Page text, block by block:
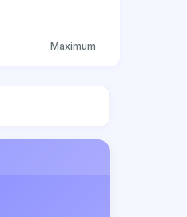
Maximum